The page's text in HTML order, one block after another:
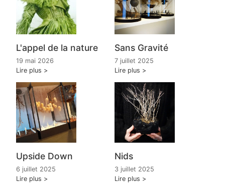
L'appel de la nature
19 mai 2026
Lire plus
Sans Gravité
7 juillet 2025
Lire plus
Upside Down
6 juillet 2025
Lire plus
Nids
3 juillet 2025
Lire plus